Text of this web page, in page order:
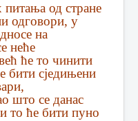
од стране
одговори, у
на
неће
ће то чинити
бити сједињени
што се данас
то ће бити пуно